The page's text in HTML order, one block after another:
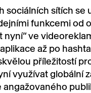
sociálních sítích se
funkcemi od
nyní“ ve
až po
příležitostí
využívat globální
angažovaného